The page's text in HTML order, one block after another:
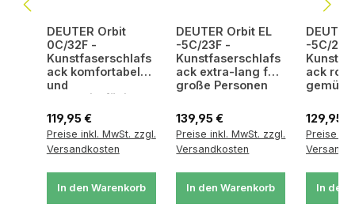
DEUTER Orbit
0C/32F -
Kunstfaserschlafs
ack komfortabel
und
strapazierfähig
Regulärer Preis:
119,95 €
Preise inkl. MwSt. zzgl.
Versandkosten
In den Warenkorb
DEUTER Orbit EL
-5C/23F -
Kunstfaserschlafs
ack extra-lang für
große Personen
Regulärer Preis:
139,95 €
Preise inkl. MwSt. zzgl.
Versandkosten
In den Warenkorb
-5C/23F
ack
129,95 €
Preise
In den